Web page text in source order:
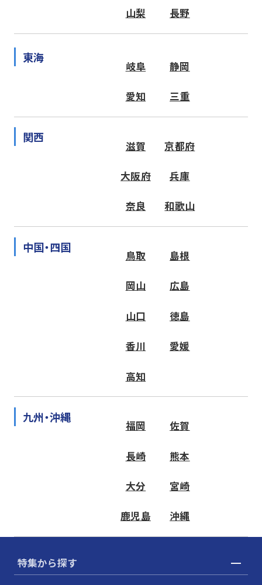
山梨 長野
東海
岐阜 静岡
愛知 三重
関西
滋賀 京都府
大阪府 兵庫
奈良 和歌山
中国・四国
鳥取 島根
岡山 広島
山口 徳島
香川 愛媛
高知
九州・沖縄
福岡 佐賀
長崎 熊本
大分 宮崎
鹿児島 沖縄
特集から探す